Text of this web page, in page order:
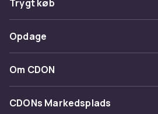
Spor pakke
Fortryd & returner her
Kontakt os
Trygt køb
Betaling
Levering
Tilbagekaldelser
Opdage
Kategorier
Maerke
Om CDON
Om os
CDONs Markedsplads